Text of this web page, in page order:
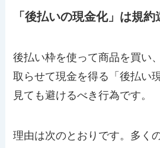
「後払いの現金化」は規
後払い枠を使って商品を買い
取らせて現金を得る「後払い
見ても避けるべき行為です。
理由は次のとおりです。多く